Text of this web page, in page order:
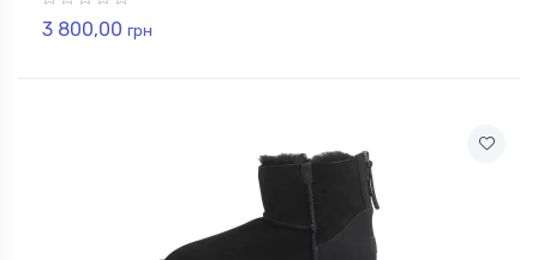
3 800,00 грн